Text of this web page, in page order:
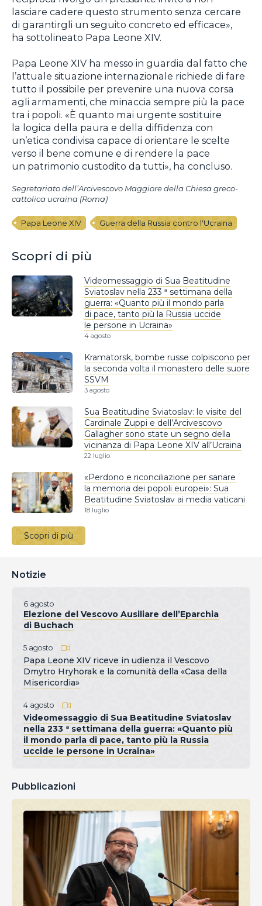
lasciare cadere questo strumento senza cercare
di garantirgli un seguito concreto ed efficace»,
ha sottolineato Papa Leone XIV.
Papa Leone XIV ha messo in guardia dal fatto che
l’attuale situazione internazionale richiede di fare
tutto il possibile per prevenire una nuova corsa
agli armamenti, che minaccia sempre più la pace
tra i popoli. «È quanto mai urgente sostituire
la logica della paura e della diffidenza con
un’etica condivisa capace di orientare le scelte
verso il bene comune e di rendere la pace
un patrimonio custodito da tutti», ha concluso.
Segretariato dell’Arcivescovo Maggiore della Chiesa greco-
cattolica ucraina (Roma)
Papa Leone XIV Guerra della Russia contro l'Ucraina
Scopri di più
Videomessaggio di Sua Beatitudine
Sviatoslav nella 233 ª settimana della
guerra: «Quanto più il mondo parla
di pace, tanto più la Russia uccide
le persone in Ucraina»
4 agosto
Kramatorsk, bombe russe colpiscono per
la seconda volta il monastero delle suore
SSVM
3 agosto
Sua Beatitudine Sviatoslav: le visite del
Cardinale Zuppi e dell’Arcivescovo
Gallagher sono state un segno della
vicinanza di Papa Leone XIV all’Ucraina
22 luglio
«Perdono e riconciliazione per sanare
la memoria dei popoli europei»: Sua
Beatitudine Sviatoslav ai media vaticani
18 luglio
Scopri di più
Notizie
6 agosto
Elezione del Vescovo Ausiliare dell’Eparchia
di Buchach
5 agosto
Papa Leone XIV riceve in udienza il Vescovo
Dmytro Hryhorak e la comunità della «Casa della
Misericordia»
4 agosto
Videomessaggio di Sua Beatitudine Sviatoslav
nella 233 ª settimana della guerra: «Quanto più
il mondo parla di pace, tanto più la Russia
uccide le persone in Ucraina»
Pubblicazioni